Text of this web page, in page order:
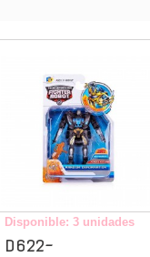
Disponible: 3 unidades
D622-